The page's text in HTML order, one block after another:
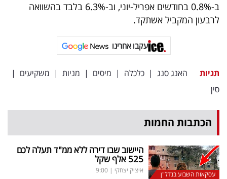
פרסמו
באייס
ב-0.8% בחודשים אפריל-יוני, וב-6.3% בלבד בהשוואה
לרבעון המקביל אשתקד.
עקבו אחרינו
תגיות האנג סנג | כלכלה | מיסים | מניות | משקיעים |
סין
הכתבות החמות
עסקאות השבוע בנדל"ן
היישוב שבו דירה ללא ממ"ד תעלה לכם
525 אלף שקל
איציק יצחקי |
9:00